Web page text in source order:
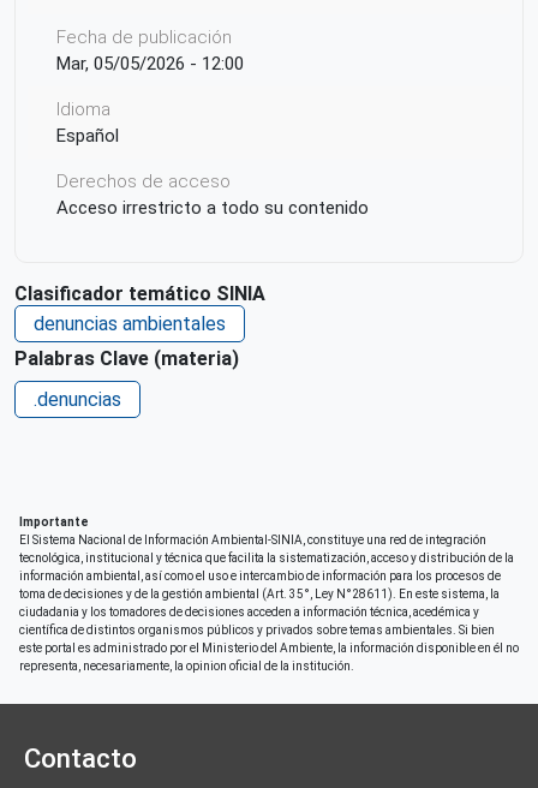
Fecha de publicación
Mar, 05/05/2026 - 12:00
Idioma
Español
Derechos de acceso
Acceso irrestricto a todo su contenido
Clasificador temático SINIA
denuncias ambientales
Palabras Clave (materia)
.denuncias
Importante
El Sistema Nacional de Información Ambiental-SINIA, constituye una red de integración
tecnológica, institucional y técnica que facilita la sistematización, acceso y distribución de la
información ambiental, así como el uso e intercambio de información para los procesos de
toma de decisiones y de la gestión ambiental (Art. 35°, Ley N°28611). En este sistema, la
ciudadania y los tomadores de decisiones acceden a información técnica, acedémica y
científica de distintos organismos públicos y privados sobre temas ambientales. Si bien
este portal es administrado por el Ministerio del Ambiente, la información disponible en él no
representa, necesariamente, la opinion oficial de la institución.
Contacto